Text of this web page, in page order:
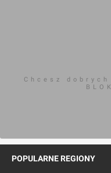
Chcesz
POPULARNE REGIONY